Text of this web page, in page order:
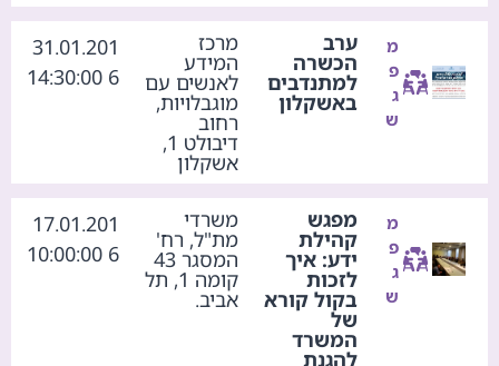
מ
פ
ג
ש
ערב
הכשרה
למתנדבים
באשקלון
מרכז
המידע
לאנשים עם
מוגבלויות,
רחוב
דיבולט 1,
אשקלון
31.01.201
6 14:30:00
מ
פ
ג
ש
מפגש
קהילת
ידע: איך
לזכות
בקול קורא
של
המשרד
להגנת
משרדי
מת"ל, רח'
המסגר 43
קומה 1, תל
אביב.
17.01.201
6 10:00:00